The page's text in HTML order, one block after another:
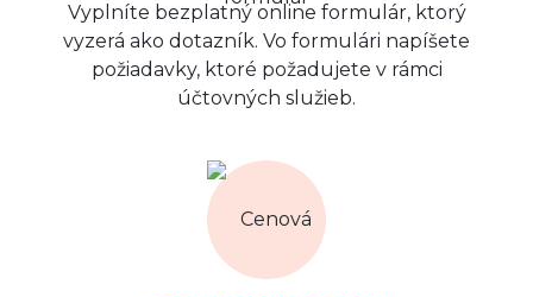
Vyplníte bezplatný online formulár, ktorý
vyzerá ako dotazník. Vo formulári napíšete
požiadavky, ktoré požadujete v rámci
účtovných služieb.